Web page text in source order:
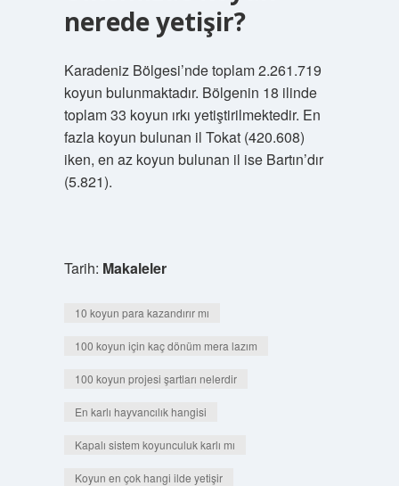
nerede yetişir?
Karadeniz Bölgesi’nde toplam 2.261.719
koyun bulunmaktadır. Bölgenin 18 ilinde
toplam 33 koyun ırkı yetiştirilmektedir. En
fazla koyun bulunan il Tokat (420.608)
iken, en az koyun bulunan il ise Bartın’dır
(5.821).
Tarih: Makaleler
10 koyun para kazandırır mı
100 koyun için kaç dönüm mera lazım
100 koyun projesi şartları nelerdir
En karlı hayvancılık hangisi
Kapalı sistem koyunculuk karlı mı
Koyun en çok hangi ilde yetişir